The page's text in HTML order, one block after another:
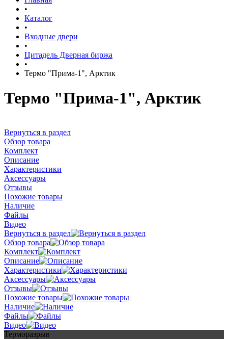
•
Каталог
•
Входные двери
•
Цитадель Дверная биржа
•
Термо "Прима-1", Арктик
Термо "Прима-1", Арктик
Вернуться в раздел
Обзор товара
Комплект
Описание
Характеристики
Аксессуары
Отзывы
Похожие товары
Наличие
Файлы
Видео
Вернуться в раздел
Обзор товара
Комплект
Описание
Характеристики
Аксессуары
Отзывы
Похожие товары
Наличие
Файлы
Видео
Терморазрыв